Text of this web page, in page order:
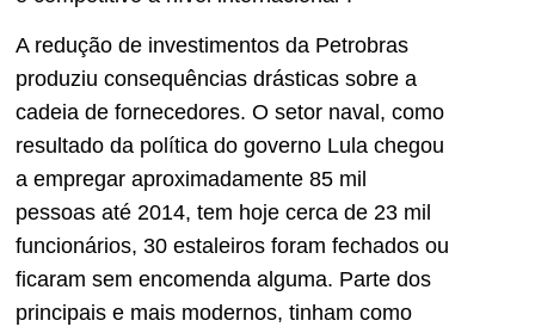
A redução de investimentos da Petrobras
produziu consequências drásticas sobre a
cadeia de fornecedores. O setor naval, como
resultado da política do governo Lula chegou
a empregar aproximadamente 85 mil
pessoas até 2014, tem hoje cerca de 23 mil
funcionários, 30 estaleiros foram fechados ou
ficaram sem encomenda alguma. Parte dos
principais e mais modernos, tinham como